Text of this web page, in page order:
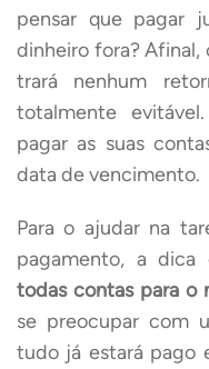
pensar que pagar
dinheiro fora? Afinal,
trará nenhum
totalmente
pagar as suas
data de vencimento.
Para o ajudar na
pagamento, a dica
todas contas para o
se preocupar com
tudo já estará pago